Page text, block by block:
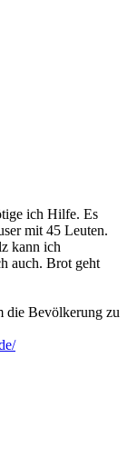
ich Hilfe. Es
mit 45 Leuten.
kann ich
auch. Brot geht
die Bevölkerung zu